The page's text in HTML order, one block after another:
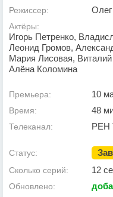
Режиссер:
Актёры:
Игорь Петренко,
Леонид Громов,
Мария Лисовая,
Алёна Коломина
Премьера: 10
Время: 48
Телеканал: РЕН
Статус:
Сколько серий: 12
Обновлено: